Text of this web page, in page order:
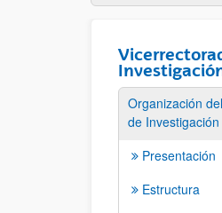
Organización
de Investigación
Presentación
Estructura